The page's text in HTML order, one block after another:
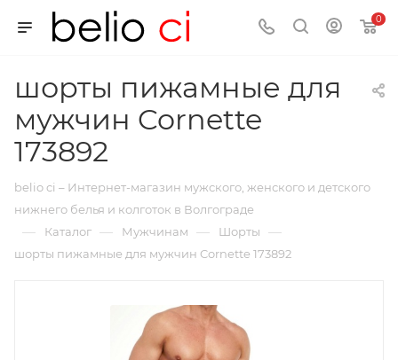
0
шорты пижамные для
мужчин Cornette
173892
belio ci – Интернет-магазин мужского, женского и детского
нижнего белья и колготок в Волгограде
— Каталог — Мужчинам — Шорты —
шорты пижамные для мужчин Cornette 173892